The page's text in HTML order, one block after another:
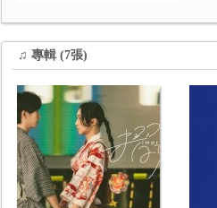
♫ 專輯 (7張)